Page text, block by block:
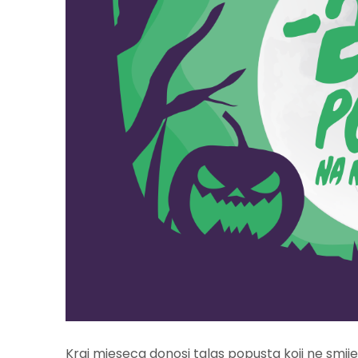
Kraj mjeseca donosi talas popusta koji ne